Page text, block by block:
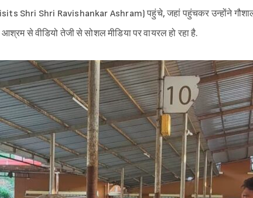
Shri Shri Ravishankar Ashram) पहुंचे, जहां पहुंचकर उन्होंने
से वीडियो तेजी से सोशल मीडिया पर वायरल हो रहा है.